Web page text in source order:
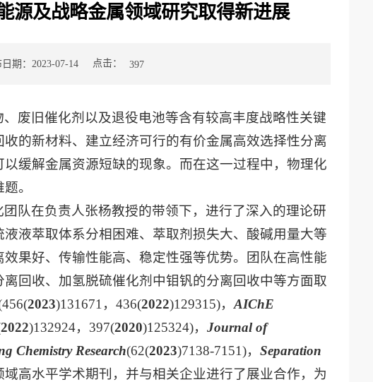
源及战略金属领域研究取得新进展
期：2023-07-14 点击： 397
废旧催化剂以及退役电池等含有较高丰度战略性关键
的新材料、建立经济可行的有价金属高效选择性分离
缓解金属资源短缺的现象。而在这一过程中，物理化
。
队在负责人张杨教授的带领下，进行了深入的理论研
液萃取体系分相困难、萃取剂损失大、酸碱用量大等
果好、传输性能高、稳定性强等优势。团队在高性能
回收、加氢脱硫催化剂中钼钒的分离回收中等方面取
2023)131671，436(2022)129315)， AIChE
2022)132924，397(2020)125324)， Journal of
Chemistry Research(62(2023)7138-7151)， Separation
域高水平学术期刊，并与相关企业进行了展业合作，为